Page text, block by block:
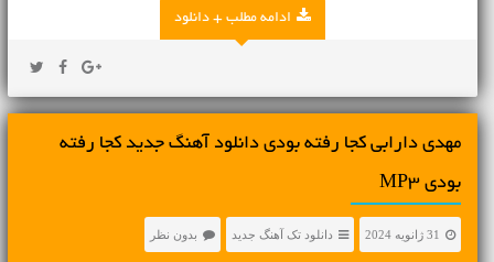
ادامه مطلب + دانلود
مهدی دارابی کجا رفته بودی دانلود آهنگ جدید کجا رفته
بودی MP3
31 ژانویه 2024 دانلود تک آهنگ جدید بدون نظر